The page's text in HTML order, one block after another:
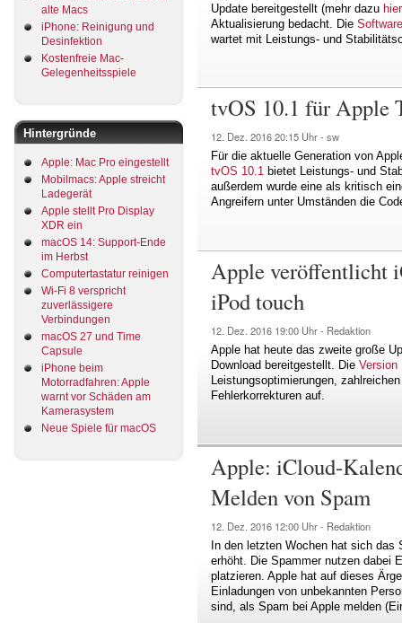
alte Macs
iPhone: Reinigung und
Desinfektion
Kostenfreie Mac-
Gelegenheitsspiele
Hintergründe
Apple: Mac Pro eingestellt
Mobilmacs: Apple streicht
Ladegerät
Apple stellt Pro Display
XDR ein
macOS 14: Support-Ende
im Herbst
Computertastatur reinigen
Wi-Fi 8 verspricht
zuverlässigere
Verbindungen
macOS 27 und Time
Capsule
iPhone beim
Motorradfahren: Apple
warnt vor Schäden am
Kamerasystem
Neue Spiele für macOS
Update bereitgestellt (mehr dazu hier
Aktualisierung bedacht. Die
wartet mit Leistungs- und
tvOS 10.1 für Apple
12. Dez. 201620:15 Uhr - sw
Für die aktuelle Generation von
tvOS 10.1 bietet Leistungs- und
außerdem wurde eine als kritisch
Angreifern unter Umständen die
Apple veröffentlicht
iPod touch
12. Dez. 2016 19:00 Uhr - Redaktion
Apple hat heute das zweite große
Download bereitgestellt. Die Version
Leistungsoptimierungen,
Fehlerkorrekturen auf.
Apple: iCloud-
Melden von Spam
12. Dez. 2016 12:00 Uhr - Redaktion
In den letzten Wochen hat sich das
erhöht. Die Spammer nutzen dabei
platzieren. Apple hat auf dieses
Einladungen von unbekannten
sind, als Spam bei Apple melden